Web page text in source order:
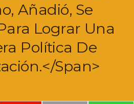
Añadió, Se
Lograr Una
Política De
span>